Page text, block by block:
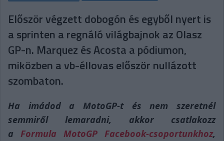
Először végzett dobogón és egyből nyert is
a sprinten a regnáló világbajnok az Olasz
GP-n. Marquez és Acosta a pódiumon,
miközben a vb-éllovas először nullázott
szombaton.
Ha imádod a MotoGP-t és nem szeretnél
semmiről lemaradni, akkor csatlakozz
a Formula MotoGP Facebook-csoportunkhoz,